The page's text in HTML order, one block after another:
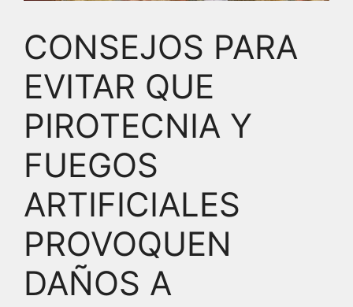
CONSEJOS PARA
EVITAR QUE
PIROTECNIA Y
FUEGOS
ARTIFICIALES
PROVOQUEN
DAÑOS A